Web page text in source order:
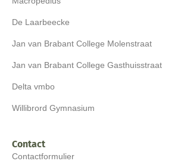
De Laarbeecke
Jan van Brabant College Molenstraat
Jan van Brabant College Gasthuisstraat
Delta vmbo
Willibrord Gymnasium
Contact
Contactformulier